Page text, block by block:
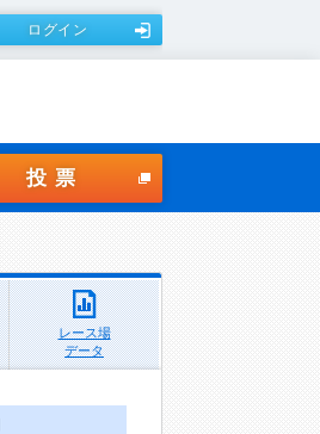
ログイン
投票
レース場
データ